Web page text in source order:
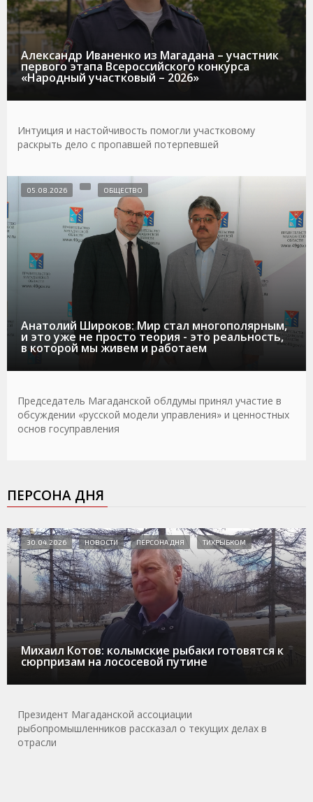
Александр Иваненко из Магадана – участник
первого этапа Всероссийского конкурса
«Народный участковый – 2026»
Интуиция и настойчивость помогли участковому
раскрыть дело с пропавшей потерпевшей
Анатолий Широков: Мир стал многополярным,
и это уже не просто теория - это реальность,
в которой мы живем и работаем
05.08.2026 ОБЩЕСТВО
Председатель Магаданской облдумы принял участие в
обсуждении «русской модели управления» и ценностных
основ госуправления
ПЕРСОНА ДНЯ
Михаил Котов: колымские рыбаки готовятся к
сюрпризам на лососевой путине
30.04.2026 НОВОСТИ ПЕРСОНА ДНЯ ТИХРЫБКОМ
Президент Магаданской ассоциации
рыбопромышленников рассказал о текущих делах в
отрасли